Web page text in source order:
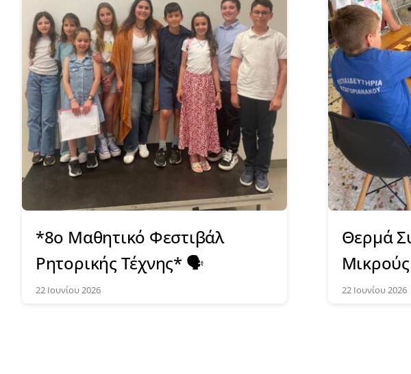
*8ο Μαθητικό Φεστιβάλ
Ρητορικής Τέχνης* 🗣️
22 Ιουνίου 2026
Θερμά
22 Ιουνίου 2026